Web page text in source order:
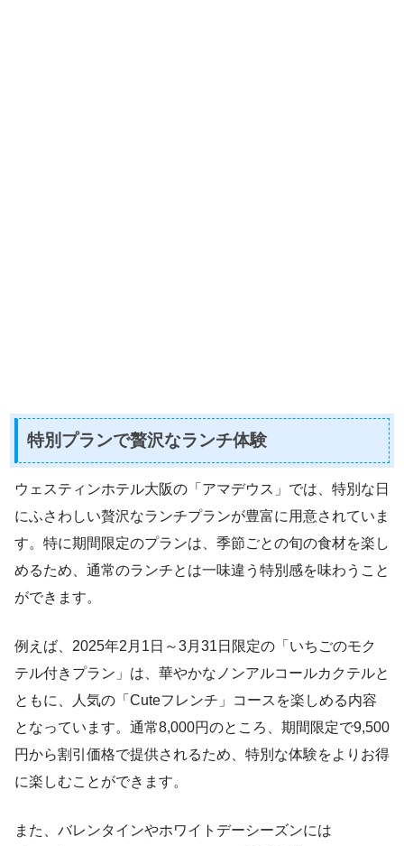
特別プランで贅沢なランチ体験
ウェスティンホテル大阪の「アマデウス」では、特別な日
にふさわしい贅沢なランチプランが豊富に用意されていま
す。特に期間限定のプランは、季節ごとの旬の食材を楽し
めるため、通常のランチとは一味違う特別感を味わうこと
ができます。
例えば、2025年2月1日～3月31日限定の「いちごのモク
テル付きプラン」は、華やかなノンアルコールカクテルと
ともに、人気の「Cuteフレンチ」コースを楽しめる内容
となっています。通常8,000円のところ、期間限定で9,500
円から割引価格で提供されるため、特別な体験をよりお得
に楽しむことができます。
また、バレンタインやホワイトデーシーズンには